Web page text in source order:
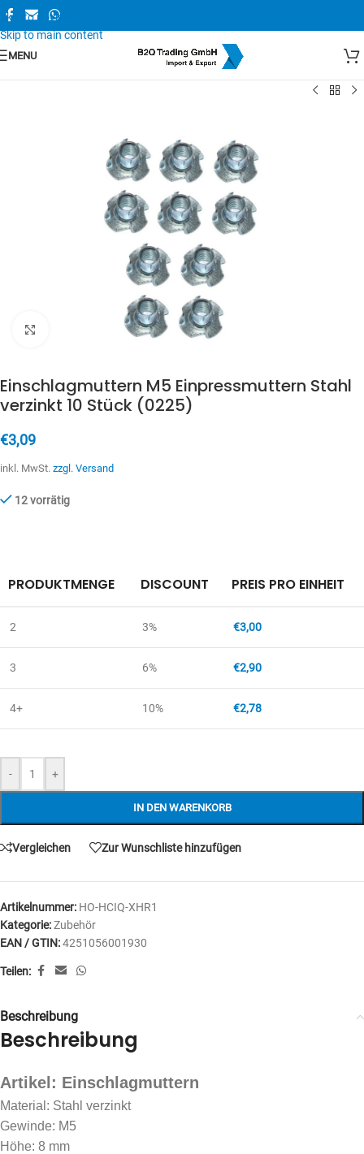
Skip to navigation
Skip to main content
MENU
Zum Vergrößern anklicken
Einschlagmuttern M5 Einpressmuttern Stahl
verzinkt 10 Stück (0225)
€3,09
inkl. MwSt. zzgl. Versand
12 vorrätig
- +
IN DEN WARENKORB
PRODUKTMENGE DISCOUNT PREIS PRO EINHEIT
2 3% €3,00
3 6% €2,90
4+ 10% €2,78
Vergleichen Zur Wunschliste hinzufügen
Artikelnummer: HO-HCIQ-XHR1
Kategorie:Zubehör
EAN / GTIN:4251056001930
Teilen:
Beschreibung
Beschreibung
Artikel: Einschlagmuttern
Material: Stahl verzinkt
Gewinde: M5
Höhe: 8 mm